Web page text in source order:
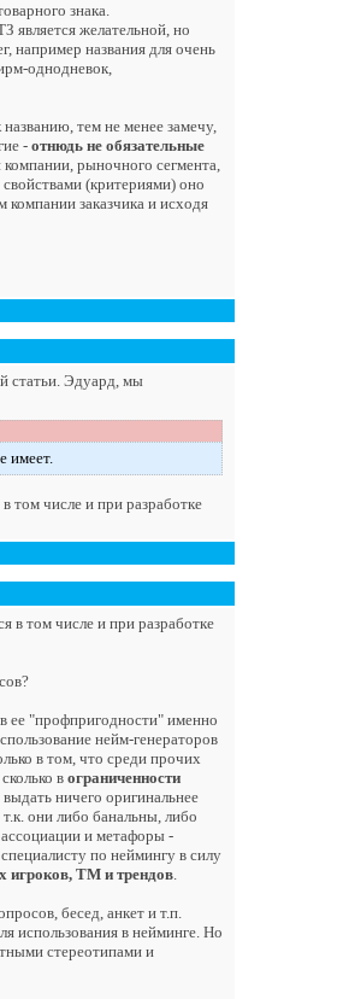
знака.
является желательной, но
например названия для очень
однодневок,
тем не менее замечу,
-отнюдь не обязательные
рыночного сегмента,
(критериями) оно
заказчика и исходя
статьи. Эдуард, мы
имеет.
том числе и при разработке
в том числе и при разработке
ее "профпригодности" именно
нейм-генераторов
в том, что среди прочих
вограниченности
ничего оригинальнее
они либо банальны, либо
ассоциации и метафоры -
по неймингу в силу
игроков, ТМ и трендов.
бесед, анкет и т.п.
использования в нейминге. Но
стереотипами и